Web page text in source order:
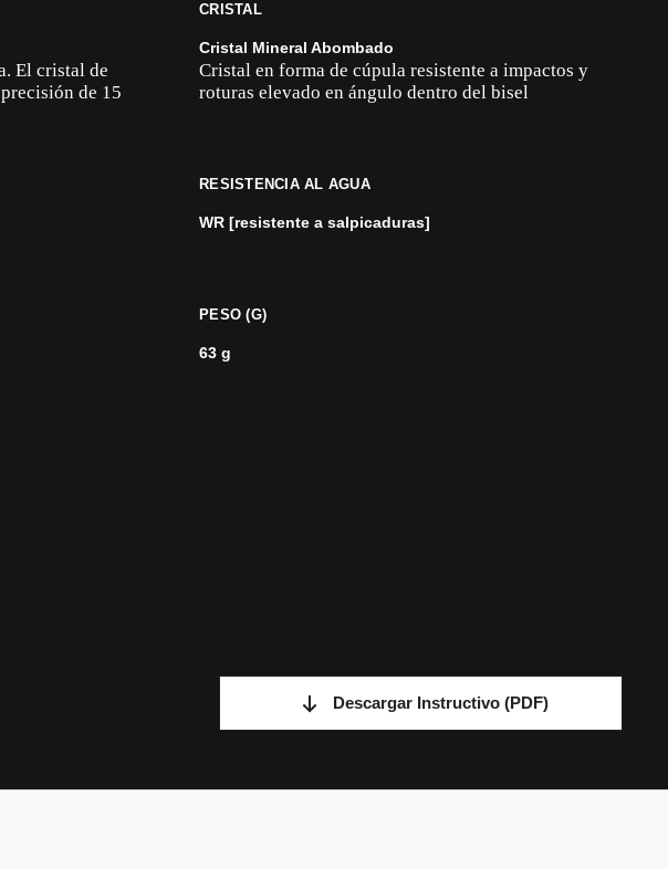
El cristal de
de 15
CRISTAL
Cristal Mineral Abombado
Cristal en forma de cúpula resistente a impactos y
roturas elevado en ángulo dentro del bisel
RESISTENCIA AL AGUA
WR [resistente a salpicaduras]
PESO (G)
63 g
Descargar Instructivo (PDF)